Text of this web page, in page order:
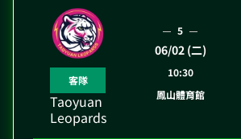
Taoyuan
Leopards
客隊
5
06/02 (二)
10:30
鳳山體育館